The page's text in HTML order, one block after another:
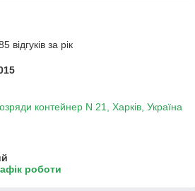
відгуків за рік
контейнер N 21, Харків, Україна
роботи